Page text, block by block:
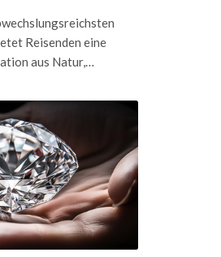
Reisenden eine
aus Natur,…